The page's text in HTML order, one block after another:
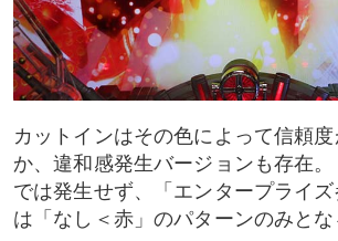
カットインはその色によって信頼
か、違和感発生バージョンも存在。
では発生せず、「エンタープライ
は「なし＜赤」のパターンのみとな